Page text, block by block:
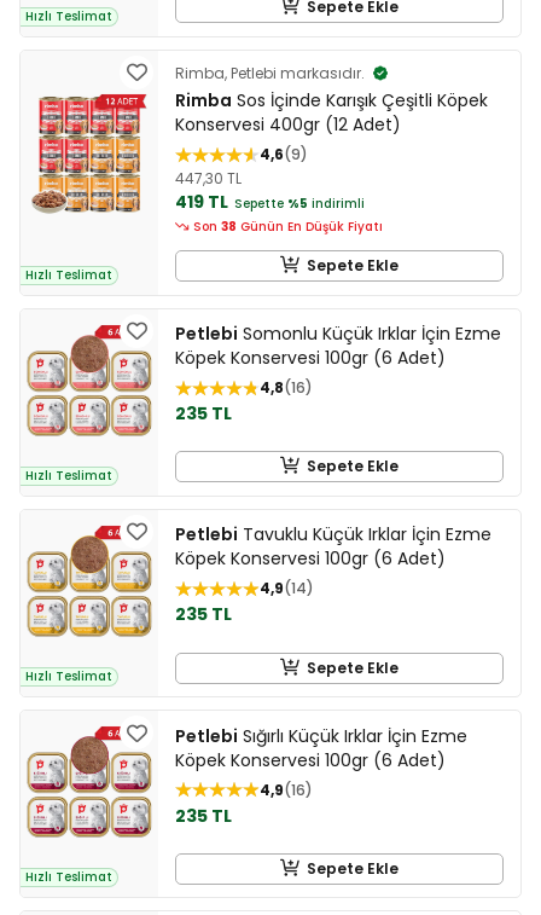
Hızlı Teslimat Sepete Ekle
Hızlı Teslimat
Rimba, Petlebi markasıdır.
Rimba Sos İçinde Karışık Çeşitli Köpek
Konservesi 400gr (12 Adet)
4,6 9
447,30 TL
419 TL Sepette %5 indirimli
Son 38 Günün En Düşük Fiyatı
Sepete Ekle
Hızlı Teslimat
Petlebi Somonlu Küçük Irklar İçin Ezme
Köpek Konservesi 100gr (6 Adet)
4,8 16
235 TL
Sepete Ekle
Hızlı Teslimat
Petlebi Tavuklu Küçük Irklar İçin Ezme
Köpek Konservesi 100gr (6 Adet)
4,9 14
235 TL
Sepete Ekle
Hızlı Teslimat
Petlebi Sığırlı Küçük Irklar İçin Ezme
Köpek Konservesi 100gr (6 Adet)
4,9 16
235 TL
Sepete Ekle